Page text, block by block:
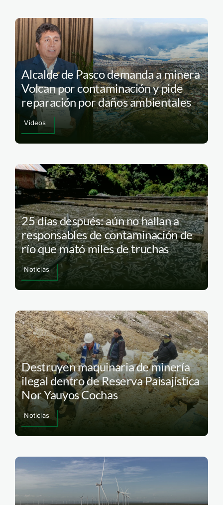
Alcalde de Pasco demanda a minera
Volcan por contaminación y pide
reparación por daños ambientales
Videos
25 días después: aún no hallan a
responsables de contaminación de
río que mató miles de truchas
Noticias
Destruyen maquinaria de minería
ilegal dentro de Reserva Paisajística
Nor Yauyos Cochas
Noticias